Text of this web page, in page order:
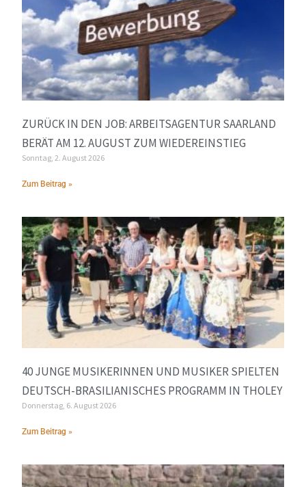
ZURÜCK IN DEN JOB: ARBEITSAGENTUR SAARLAND
BERÄT AM 12. AUGUST ZUM WIEDEREINSTIEG
Sonntag, 2. August 2026
Zum Beitrag »
40 JUNGE MUSIKERINNEN UND MUSIKER SPIELTEN
DEUTSCH-BRASILIANISCHES PROGRAMM IN THOLEY
Donnerstag, 6. August 2026
Zum Beitrag »